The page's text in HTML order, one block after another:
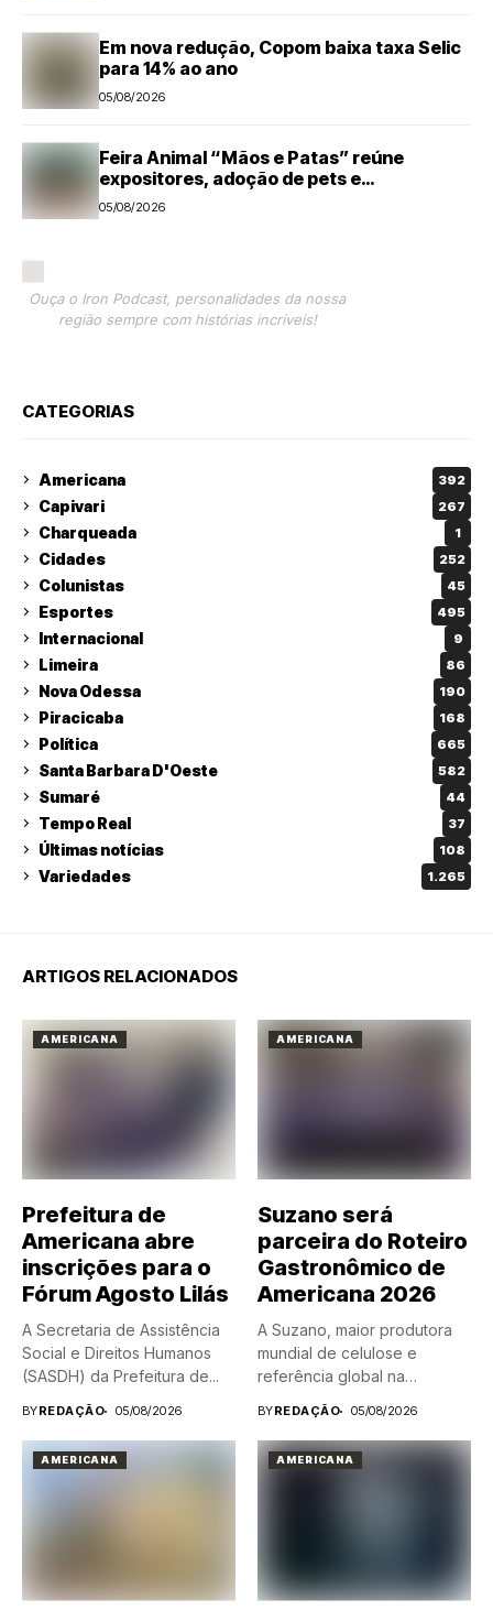
Em nova redução, Copom baixa taxa Selic
para 14% ao ano
05/08/2026
Feira Animal “Mãos e Patas” reúne
expositores, adoção de pets e
microchipagem gratuita neste sábado em
Santa Bárbara d’Oeste
05/08/2026
Ouça o Iron Podcast, personalidades da nossa
região sempre com histórias incríveis!
CATEGORIAS
Americana 392
Capivari 267
Charqueada 1
Cidades 252
Colunistas 45
Esportes 495
Internacional 9
Limeira 86
Nova Odessa 190
Piracicaba 168
Política 665
Santa Barbara D'Oeste 582
Sumaré 44
Tempo Real 37
Últimas notícias 108
Variedades 1.265
ARTIGOS RELACIONADOS
AMERICANA
Prefeitura de
Americana abre
inscrições para o
Fórum Agosto Lilás
A Secretaria de Assistência
Social e Direitos Humanos
(SASDH) da Prefeitura de...
BYREDAÇÃO 05/08/2026
AMERICANA
Suzano será
parceira do Roteiro
Gastronômico de
Americana 2026
A Suzano, maior produtora
mundial de celulose e
referência global na
BYREDAÇÃO 05/08/2026
AMERICANA AMERICANA